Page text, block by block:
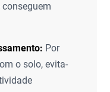
Por
o solo, evita-